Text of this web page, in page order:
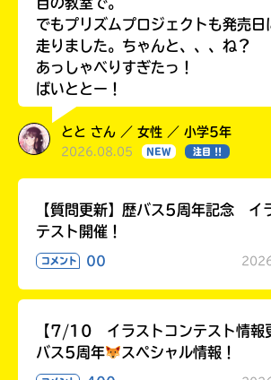
目の教室で。
でもプリズムプロジェクトも発売日
走りました。ちゃんと、、、ね？
あっしゃべりすぎたっ！
ばいととー！
とと さん ／ 女性 ／ 小学5年
2026.08.05 NEW 注目 !!
【質問更新】歴バス5周年記念 イ
テスト開催！
コメント 00
【7/10 イラストコンテスト情報
バス5周年
スペシャル情報！